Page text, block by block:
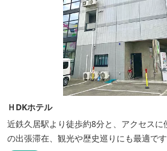
ＨDKホテル
近鉄久居駅より徒歩約8分と、アクセス
の出張滞在、観光や歴史巡りにも最適です